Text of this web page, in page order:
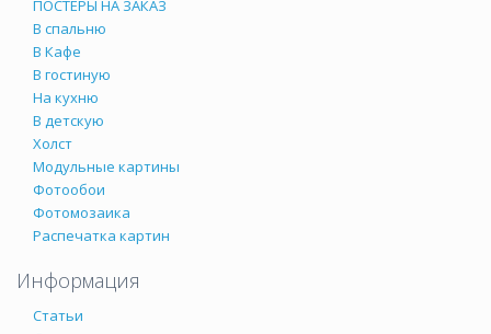
ПОСТЕРЫ НА ЗАКАЗ
В спальню
В Кафе
В гостиную
На кухню
В детскую
Холст
Модульные картины
Фотообои
Фотомозаика
Распечатка картин
Информация
Статьи